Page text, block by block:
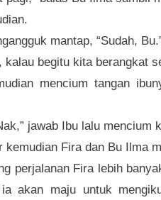
mantap, “Sudah,
kalau begitu kita berangkat
mencium tangan
jawab Ibu lalu mencium
kemudian Fira dan Bu Ilma
perjalanan Fira lebih
akan maju untuk